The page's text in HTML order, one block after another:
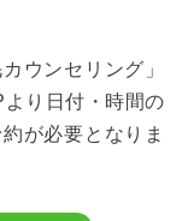
ウンセリング」
より日付・時間の
が必要となりま